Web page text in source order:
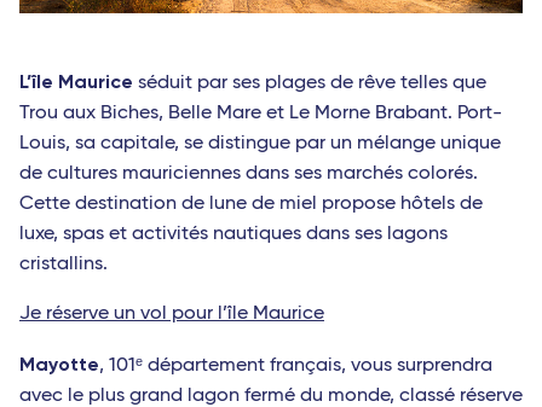
L’île Maurice séduit par ses plages de rêve telles que
Trou aux Biches, Belle Mare et Le Morne Brabant. Port-
Louis, sa capitale, se distingue par un mélange unique
de cultures mauriciennes dans ses marchés colorés.
Cette destination de lune de miel propose hôtels de
luxe, spas et activités nautiques dans ses lagons
cristallins.
Je réserve un vol pour l’île Maurice
Mayotte, 101ᵉ département français, vous surprendra
avec le plus grand lagon fermé du monde, classé réserve